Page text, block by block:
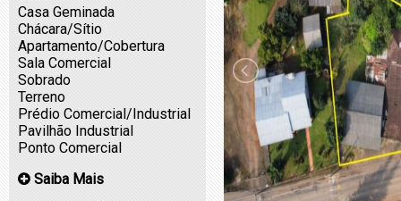
Casa Geminada
Chácara/Sítio
Apartamento/Cobertura
Sala Comercial
Sobrado
Terreno
Prédio Comercial/Industrial
Pavilhão Industrial
Ponto Comercial
Saiba Mais